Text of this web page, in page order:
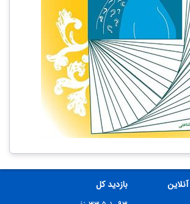
بازدید کل